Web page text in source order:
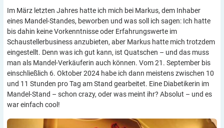
Im März letzten Jahres hatte ich mich bei Markus, dem Inhaber
eines Mandel-Standes, beworben und was soll ich sagen: Ich hatte
bis dahin keine Vorkenntnisse oder Erfahrungswerte im
Schaustellerbusiness anzubieten, aber Markus hatte mich trotzdem
eingestellt. Denn was ich gut kann, ist Quatschen – und das muss
man als Mandel-Verkäuferin auch können. Vom 21. September bis
einschließlich 6. Oktober 2024 habe ich dann meistens zwischen 10
und 11 Stunden pro Tag am Stand gearbeitet. Eine Diabetikerin im
Mandel-Stand – schon crazy, oder was meint ihr? Absolut – und es
war einfach cool!